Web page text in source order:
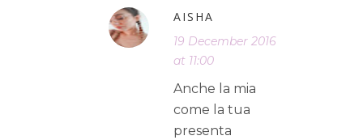
AISHA
19 December 2016
at 11:00
Anche la mia
come la tua
presenta